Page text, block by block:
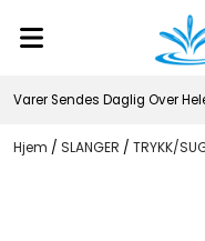
Varer Sendes Daglig Over
Hjem / SLANGER / TRYKK/